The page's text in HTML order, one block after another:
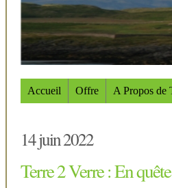
Accueil Offre A Propos de
14 juin 2022
Terre 2 Verre : En